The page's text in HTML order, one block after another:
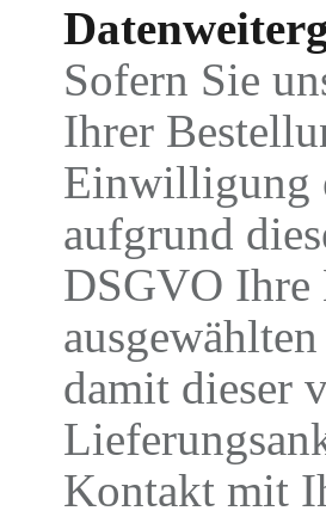
Sofern Sie
Ihrer
Einwilligung
aufgrund
DSGVO Ihre
damit dieser
Kontakt mit